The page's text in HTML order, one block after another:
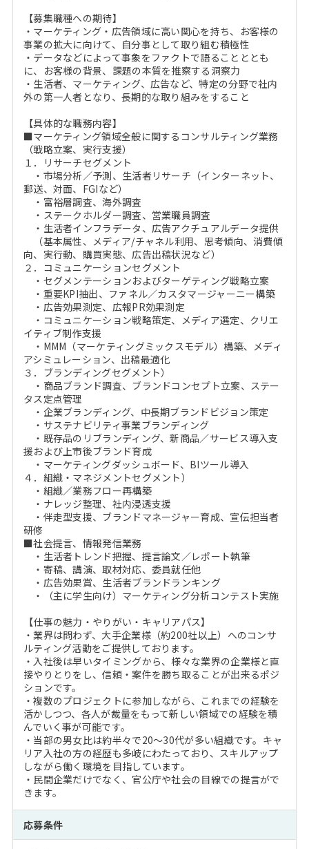
【募集職種への期待】
・マーケティング・広告領域に高い関心を持ち、お客様の
事業の拡大に向けて、自分事として取り組む積極性
・データなどによって事象をファクトで語ることととも
に、お客様の背景、課題の本質を推察する洞察力
・生活者、マーケティング、広告など、特定の分野で社内
外の第一人者となり、長期的な取り組みをすること
【具体的な職務内容】
■マーケティング領域全般に関するコンサルティング業務
（戦略立案、実行支援）
１．リサーチセグメント
・市場分析／予測、生活者リサーチ（インターネット、
郵送、対面、FGIなど）
・富裕層調査、海外調査
・ステークホルダー調査、営業職員調査
・生活者インフラデータ、広告アクチュアルデータ提供
（基本属性、メディア/チャネル利用、思考傾向、消費傾
向、実行動、購買実態、広告出稿状況など）
２．コミュニケーションセグメント
・セグメンテーションおよびターゲティング戦略立案
・重要KPI抽出、ファネル／カスタマージャーニー構築
・広告効果測定、広報PR効果測定
・コミュニケーション戦略策定、メディア選定、クリエ
イティブ制作支援
・MMM（マーケティングミックスモデル）構築、メディ
アシミュレーション、出稿最適化
３．ブランディングセグメント）
・商品ブランド調査、ブランドコンセプト立案、ステー
タス定点管理
・企業ブランディング、中長期ブランドビジョン策定
・サステナビリティ事業ブランディング
・既存品のリブランディング、新商品／サービス導入支
援および上市後ブランド育成
・マーケティングダッシュボード、BIツール導入
４．組織・マネジメントセグメント）
・組織／業務フロー再構築
・ナレッジ整理、社内浸透支援
・伴走型支援、ブランドマネージャー育成、宣伝担当者
研修
■社会提言、情報発信業務
・生活者トレンド把握、提言論文／レポート執筆
・寄稿、講演、取材対応、委員就任他
・広告効果賞、生活者ブランドランキング
・（主に学生向け）マーケティング分析コンテスト実施
【仕事の魅力・やりがい・キャリアパス】
・業界は問わず、大手企業様（約200社以上）へのコンサ
ルティング活動をご提供しております。
・入社後は早いタイミングから、様々な業界の企業様と直
接やりとりをし、信頼・案件を勝ち取ることが出来るポジ
ションです。
・複数のプロジェクトに参加しながら、これまでの経験を
活かしつつ、各人が裁量をもって新しい領域での経験を積
んでいく事が可能です。
・当部の男女比は約半々で20～30代が多い組織です。キャ
リア入社の方の経歴も多岐にわたっており、スキルアップ
しながら働く環境を目指しています。
・民間企業だけでなく、官公庁や社会の目線での提言がで
きます。
応募条件